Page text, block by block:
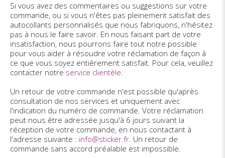
Si vous avez des commentaires ou suggestions sur votre
commande, ou si vous n'êtes pas pleinement satisfait des
autocollants personnalisés que nous fabriquons, n'hésitez
pas à nous le faire savoir. En nous faisant part de votre
insatisfaction, nous pourrons faire tout notre possible
pour vous aider à résoudre votre réclamation de façon à
ce que vous soyez entièrement satisfait. Pour cela, veuillez
contacter notre service clientèle.
Un retour de votre commande n'est possible qu'après
consultation de nos services et uniquement avec
l'indication du numéro de commande. Votre réclamation
peut nous être adressée jusqu'à 6 jours suivant la
réception de votre commande, en nous contactant à
l'adresse suivante : info@sticker.fr. Un retour de
commande sans accord préalable est impossible.